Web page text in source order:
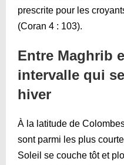
prescrite pour les
(Coran 4 : 103).
Entre Maghrib
intervalle qui
hiver
À la latitude de
sont parmi les plus
Soleil se couche tôt et